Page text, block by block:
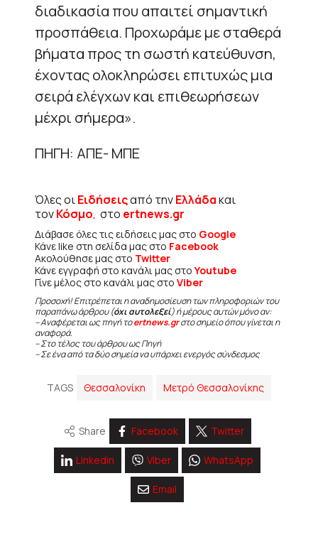
διαδικασία που απαιτεί σημαντική
προσπάθεια. Προχωράμε με σταθερά
βήματα προς τη σωστή κατεύθυνση,
έχοντας ολοκληρώσει επιτυχώς μια
σειρά ελέγχων και επιθεωρήσεων
μέχρι σήμερα».
ΠΗΓΗ: ΑΠΕ- ΜΠΕ
Όλες οιΕιδήσειςαπό τηνΕλλάδακαι
τονΚόσμο, στο ertnews.gr
Διάβασε όλες τις ειδήσεις μας στο Google
Κάνε like στη σελίδα μας στο Facebook
Ακολούθησε μας στο Twitter
Κάνε εγγραφή στο κανάλι μας στοYoutube
Γίνε μέλος στο κανάλι μας στο Viber
Προσοχή! Επιτρέπεται η αναδημοσίευση των πληροφοριών του
παραπάνω άρθρου (όχι αυτολεξεί) ή μέρους αυτών μόνο αν:
– Αναφέρεται ως πηγή τοertnews.grστο σημείο όπου γίνεται η
αναφορά.
– Στο τέλος του άρθρου ως Πηγή
– Σε ένα από τα δύο σημεία να υπάρχει ενεργός σύνδεσμος
TAGS Θεσσαλονίκη Μετρό Θεσσαλονίκης
Share Facebook Twitter
Linkedin Viber WhatsApp
Email